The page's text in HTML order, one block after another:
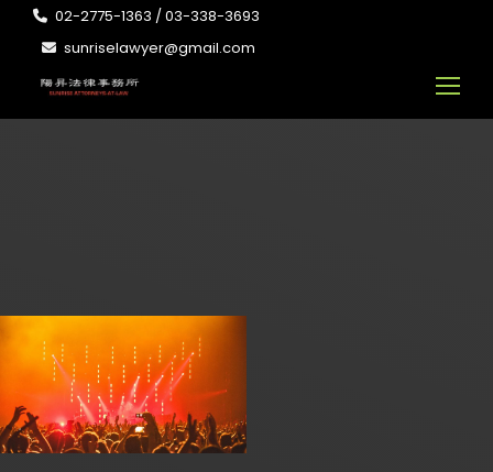
02-2775-1363 / 03-338-3693
sunriselawyer@gmail.com